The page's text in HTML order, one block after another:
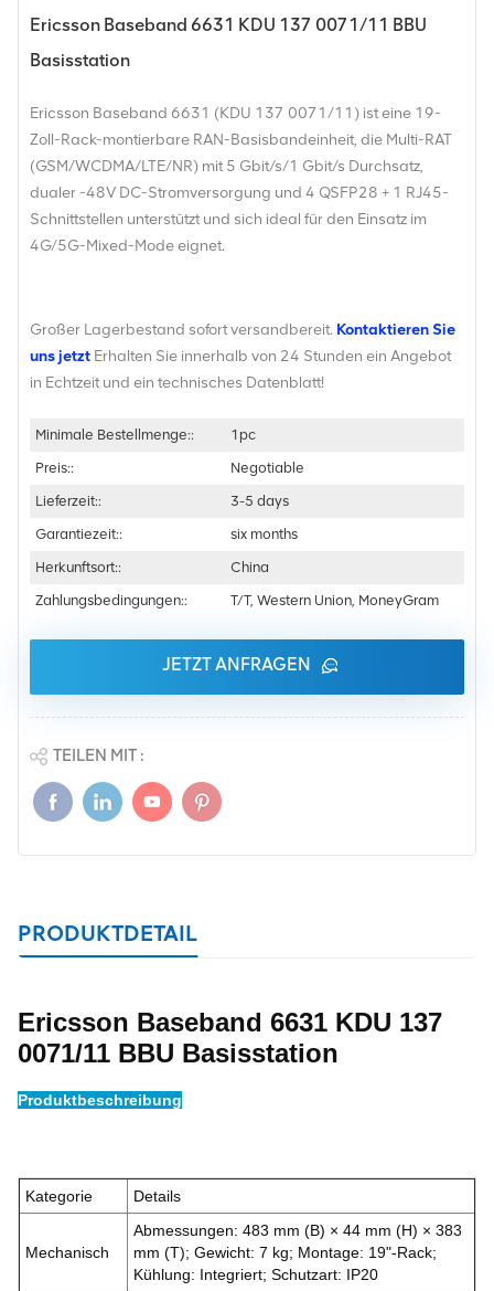
Ericsson Baseband 6631 KDU 137 0071/11 BBU
Basisstation
Ericsson Baseband 6631 (KDU 137 0071/11) ist eine 19-
Zoll-Rack-montierbare RAN-Basisbandeinheit, die Multi-RAT
(GSM/WCDMA/LTE/NR) mit 5 Gbit/s/1 Gbit/s Durchsatz,
dualer -48V DC-Stromversorgung und 4 QSFP28 + 1 RJ45-
Schnittstellen unterstützt und sich ideal für den Einsatz im
4G/5G-Mixed-Mode eignet.
Großer Lagerbestand sofort versandbereit. Kontaktieren Sie
uns jetzt Erhalten Sie innerhalb von 24 Stunden ein Angebot
in Echtzeit und ein technisches Datenblatt!
Minimale Bestellmenge::
1pc
Preis::
Negotiable
Lieferzeit::
3-5 days
Garantiezeit::
six months
Herkunftsort::
China
Zahlungsbedingungen::
T/T, Western Union, MoneyGram
JETZT ANFRAGEN
TEILEN MIT :
PRODUKTDETAIL
Ericsson Baseband 6631 KDU 137
0071/11 BBU Basisstation
Produktbeschreibung
Kategorie Details
Mechanisch
Abmessungen: 483 mm (B) × 44 mm (H) × 383
mm (T); Gewicht: 7 kg; Montage: 19"-Rack;
Kühlung: Integriert; Schutzart: IP20